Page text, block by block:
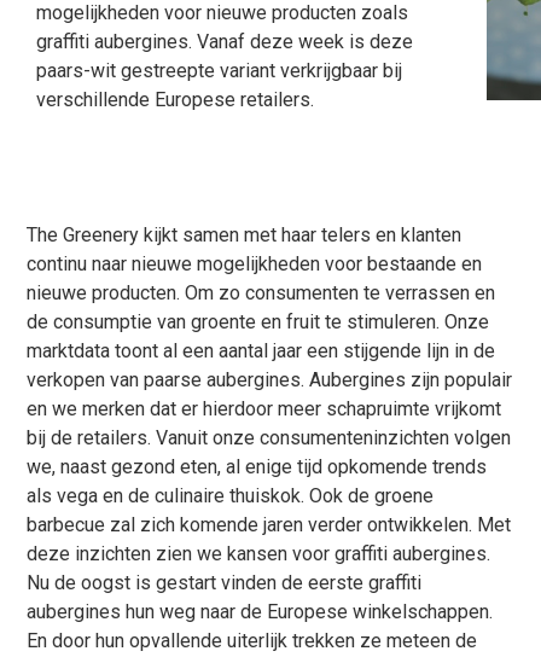
mogelijkheden voor nieuwe producten zoals
graffiti aubergines. Vanaf deze week is deze
paars-wit gestreepte variant verkrijgbaar bij
verschillende Europese retailers.
The Greenery kijkt samen met haar telers en klanten
continu naar nieuwe mogelijkheden voor bestaande en
nieuwe producten. Om zo consumenten te verrassen en
de consumptie van groente en fruit te stimuleren. Onze
marktdata toont al een aantal jaar een stijgende lijn in de
verkopen van paarse aubergines. Aubergines zijn populair
en we merken dat er hierdoor meer schapruimte vrijkomt
bij de retailers. Vanuit onze consumenteninzichten volgen
we, naast gezond eten, al enige tijd opkomende trends
als vega en de culinaire thuiskok. Ook de groene
barbecue zal zich komende jaren verder ontwikkelen. Met
deze inzichten zien we kansen voor graffiti aubergines.
Nu de oogst is gestart vinden de eerste graffiti
aubergines hun weg naar de Europese winkelschappen.
En door hun opvallende uiterlijk trekken ze meteen de